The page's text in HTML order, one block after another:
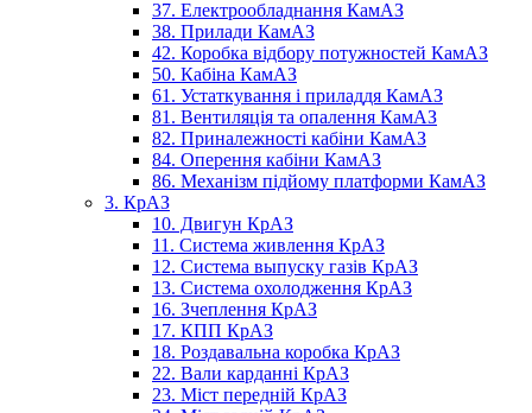
37. Електрообладнання КамАЗ
38. Прилади КамАЗ
42. Коробка відбору потужностей КамАЗ
50. Кабіна КамАЗ
61. Устаткування і приладдя КамАЗ
81. Вентиляція та опалення КамАЗ
82. Приналежності кабіни КамАЗ
84. Оперення кабіни КамАЗ
86. Механізм підйому платформи КамАЗ
3. КрАЗ
10. Двигун КрАЗ
11. Система живлення КрАЗ
12. Система выпуску газів КрАЗ
13. Система охолодження КрАЗ
16. Зчеплення КрАЗ
17. КПП КрАЗ
18. Роздавальна коробка КрАЗ
22. Вали карданні КрАЗ
23. Міст передній КрАЗ